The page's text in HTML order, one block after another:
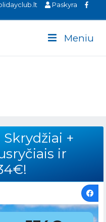
Paskyra
Meniu
+
ir